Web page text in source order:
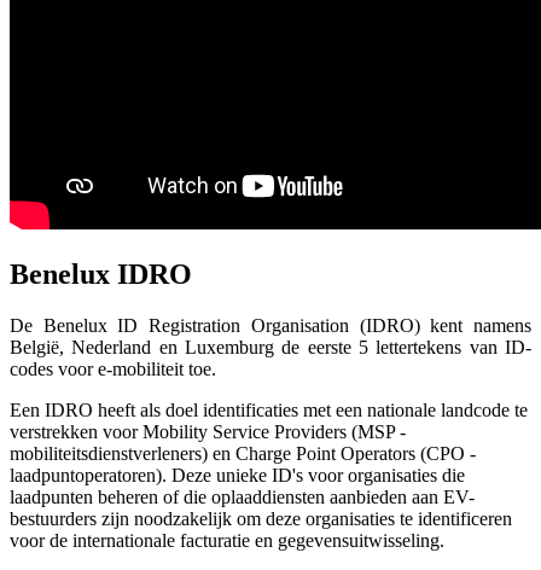
Benelux IDRO
De Benelux ID Registration Organisation (IDRO) kent namens
België, Nederland en Luxemburg de eerste 5 lettertekens van ID-
codes voor e-mobiliteit toe.
Een IDRO heeft als doel identificaties met een nationale landcode te
verstrekken voor Mobility Service Providers (MSP -
mobiliteitsdienstverleners) en Charge Point Operators (CPO -
laadpuntoperatoren). Deze unieke ID's voor organisaties die
laadpunten beheren of die oplaaddiensten aanbieden aan EV-
bestuurders zijn noodzakelijk om deze organisaties te identificeren
voor de internationale facturatie en gegevensuitwisseling.